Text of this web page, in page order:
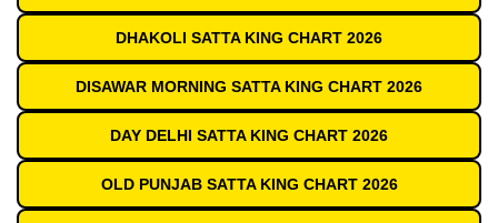
DHAKOLI SATTA KING CHART 2026
DISAWAR MORNING SATTA KING CHART 2026
DAY DELHI SATTA KING CHART 2026
OLD PUNJAB SATTA KING CHART 2026